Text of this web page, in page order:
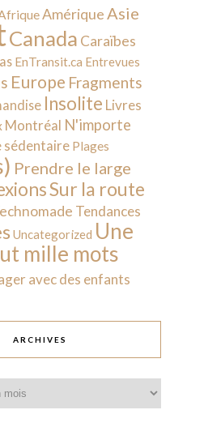
AmériqueAsie
Canada Caraïbes
EnTransit.ca Entrevues
Europe Fragments
Insolite Livres
Montréal N'importe
sédentaire Plages
Prendre le large
Sur la route
Tendances
Uncategorized Une
mille mots
avec des enfants
ARCHIVES